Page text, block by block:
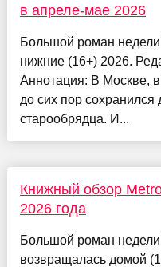
в апреле-мае 2026
Большой роман
нижние (16+) 2026.
Аннотация: В Москве,
до сих пор
старообрядца. И...
Книжный обзор
2026 года
Большой роман
возвращалась домой